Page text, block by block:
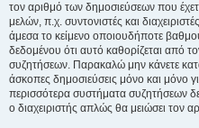
τον αριθμό των δημοσιεύσεων που
μελών, π.χ. συντονιστές και
άμεσα το κείμενο οποιουδήποτε
δεδομένου ότι αυτό καθορίζεται από
συζητήσεων. Παρακαλώ μην κάνετε
άσκοπες δημοσιεύσεις μόνο και μόνο
περισσότερα συστήματα συζητήσεων
ο διαχειριστής απλώς θα μειώσει τον